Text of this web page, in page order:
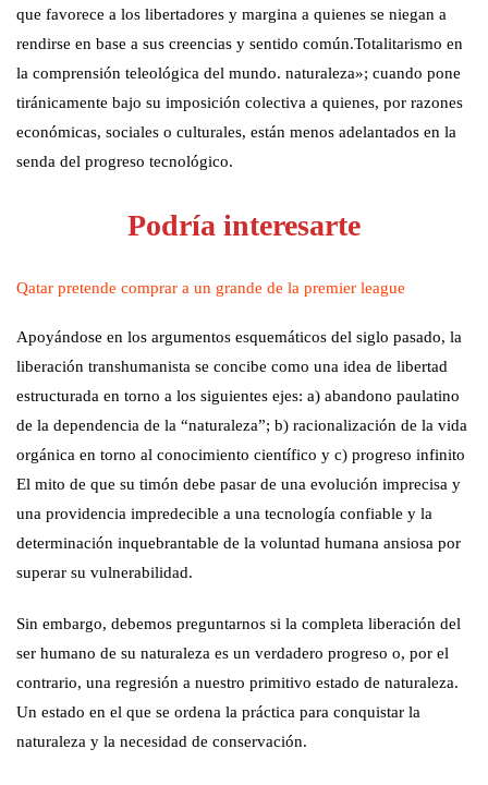
que favorece a los libertadores y margina a quienes se niegan a
rendirse en base a sus creencias y sentido común.Totalitarismo en
la comprensión teleológica del mundo. naturaleza»; cuando pone
tiránicamente bajo su imposición colectiva a quienes, por razones
económicas, sociales o culturales, están menos adelantados en la
senda del progreso tecnológico.
Podría interesarte
Qatar pretende comprar a un grande de la premier league
Apoyándose en los argumentos esquemáticos del siglo pasado, la
liberación transhumanista se concibe como una idea de libertad
estructurada en torno a los siguientes ejes: a) abandono paulatino
de la dependencia de la “naturaleza”; b) racionalización de la vida
orgánica en torno al conocimiento científico y c) progreso infinito
El mito de que su timón debe pasar de una evolución imprecisa y
una providencia impredecible a una tecnología confiable y la
determinación inquebrantable de la voluntad humana ansiosa por
superar su vulnerabilidad.
Sin embargo, debemos preguntarnos si la completa liberación del
ser humano de su naturaleza es un verdadero progreso o, por el
contrario, una regresión a nuestro primitivo estado de naturaleza.
Un estado en el que se ordena la práctica para conquistar la
naturaleza y la necesidad de conservación.